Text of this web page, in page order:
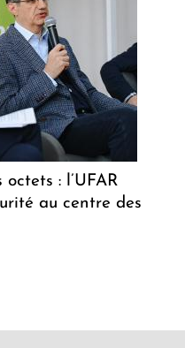
: l’UFAR
au centre des